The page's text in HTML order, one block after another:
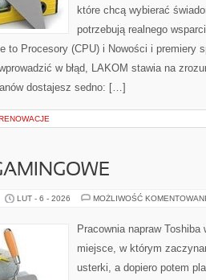
które chcą wybierać
potrzebują realnego
to Procesory (CPU) i Nowości i premiery
w błąd, LAKOM stawia na
dostajesz sedno: […]
LUT - 6 - 2026 MOŻLIWOŚĆ
Pracownia napraw
miejsce, w którym
usterki, a dopiero potem